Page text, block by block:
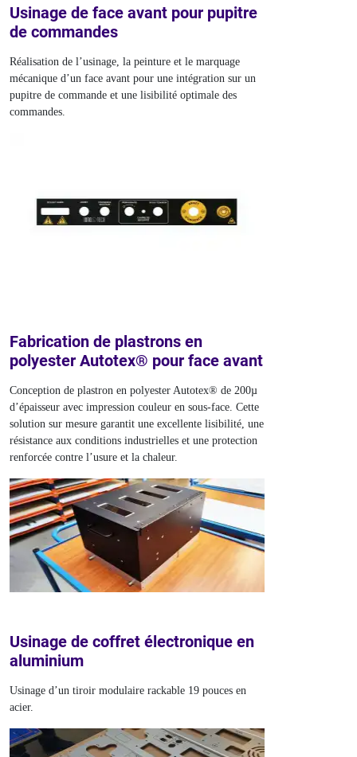
Usinage de face avant pour pupitre
de commandes
Réalisation de l’usinage, la peinture et le marquage
mécanique d’un face avant pour une intégration sur un
pupitre de commande et une lisibilité optimale des
commandes.
Fabrication de plastrons en
polyester Autotex® pour face avant
Conception de plastron en polyester Autotex® de 200µ
d’épaisseur avec impression couleur en sous-face. Cette
solution sur mesure garantit une excellente lisibilité, une
résistance aux conditions industrielles et une protection
renforcée contre l’usure et la chaleur.
Usinage de coffret électronique en
aluminium
Usinage d’un tiroir modulaire rackable 19 pouces en
acier.